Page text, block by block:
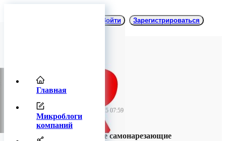
Главная
Микроблоги
компаний
Войти Зарегистрироваться
23 сентября 2025 07:59
Винты титановые самонарезающие